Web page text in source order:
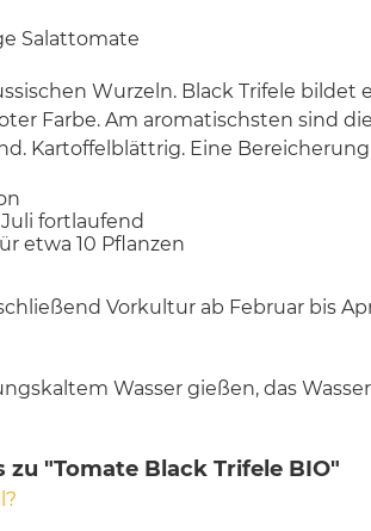
Salattomate
Wurzeln. Black Trifele bildet
Farbe. Am aromatischsten sind
Kartoffelblättrig. Eine
fortlaufend
etwa 10 Pflanzen
Vorkultur ab Februar bis
Wasser gießen, das
"Tomate Black Trifele BIO"